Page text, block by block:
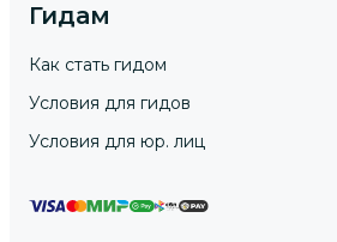
Гидам
Как стать гидом
Условия для гидов
Условия для юр. лиц